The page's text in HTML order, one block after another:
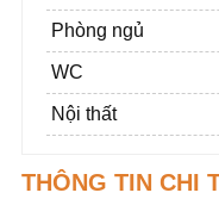
Phòng ngủ
WC
Nội thất
THÔNG TIN CHI